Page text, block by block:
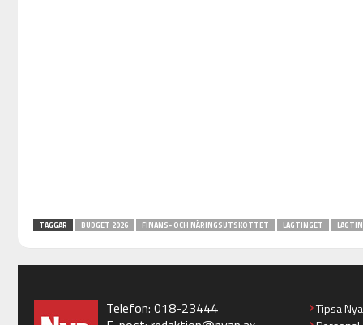
TAGGAR BUDGET 2026 FINANS- OCH NÄRINGSUTSKOTTET LAGTINGET
Telefon: 018-23444
Tipsa